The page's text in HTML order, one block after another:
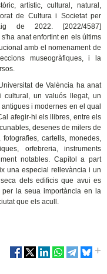
artístic, cultural, natural,
de Cultura i Societat per
de 2022. [2022/4587]
s'ha anat enfortint en els últims
amb el nomenament de
museogràfiques, i la
de València ha anat
cultural, un valuós llegat, un
i modernes en el qual
afegir-hi els llibres, entre els
desenes de milers de
cartells, monedes,
orfebreria, instruments
notables. Capítol a part
una especial rellevància i un
dels edificis que avui es
la seua importància en la
que els acull.